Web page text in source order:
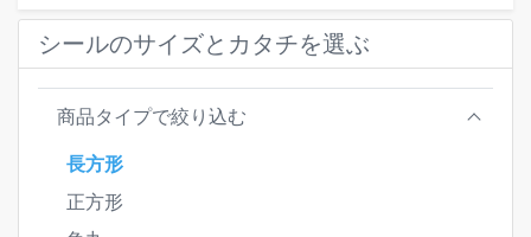
シールのサイズとカタチを選ぶ
商品タイプで絞り込む
長方形
正方形